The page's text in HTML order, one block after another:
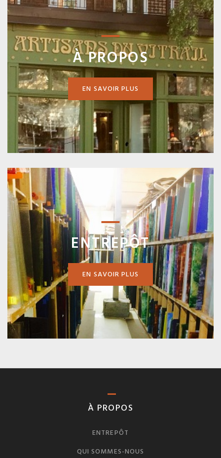
À PROPOS
EN SAVOIR PLUS
ENTREPÔT
EN SAVOIR PLUS
À PROPOS
ENTREPÔT
QUI SOMMES-NOUS